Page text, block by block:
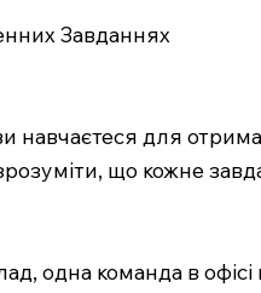
Завданнях
для
що кожне
одна команда в